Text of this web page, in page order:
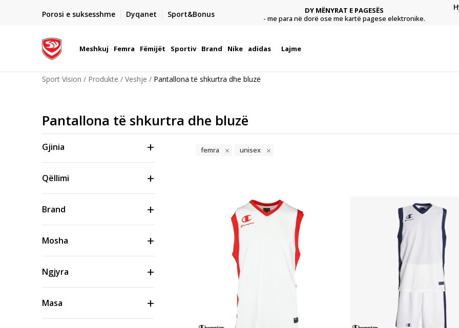
Porosi e suksesshme Dyqanet Sport&Bonus
- për të gjitha porositë me para në dorë ose me kartë pagese
DY MËNYRAT E PAGESËS
- me para në dorë ose me kartë pagese elektronike.
Meshkuj Femra Fëmijët Sportiv Brand Nike adidas Lajme
Sport Vision Produkte Veshje Pantallona të shkurtra dhe bluzë
Pantallona të shkurtra dhe bluzë
Gjinia
Qëllimi
Brand
Mosha
Ngjyra
Masa
femra unisex
Krahasoni